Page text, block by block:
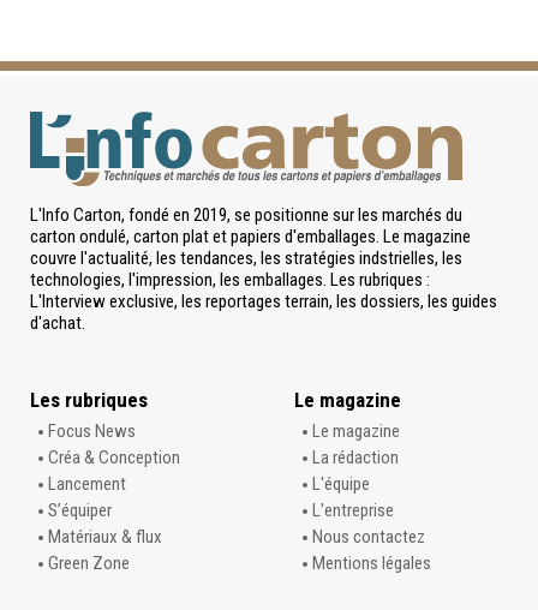
L'Info Carton, fondé en 2019, se positionne sur les marchés du
carton ondulé, carton plat et papiers d'emballages. Le magazine
couvre l'actualité, les tendances, les stratégies indstrielles, les
technologies, l'impression, les emballages. Les rubriques :
L'Interview exclusive, les reportages terrain, les dossiers, les guides
d'achat.
Les rubriques
Focus News
Créa & Conception
Lancement
S’équiper
Matériaux & flux
Green Zone
Le magazine
Le magazine
La rédaction
L'équipe
L'entreprise
Nous contactez
Mentions légales